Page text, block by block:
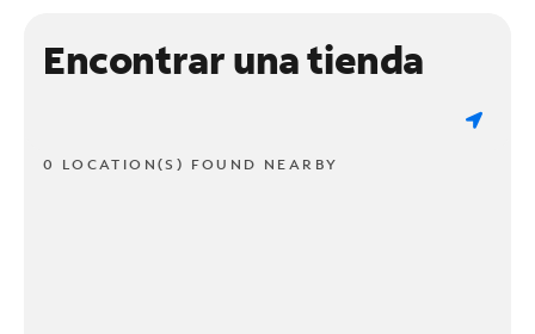
Encontrar una tienda
0 LOCATION(S) FOUND NEARBY